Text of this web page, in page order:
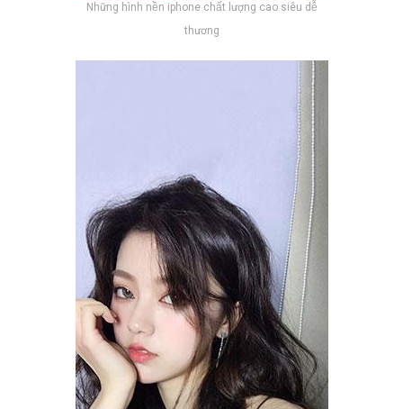
Những hình nền iphone chất lượng cao siêu dễ
thương